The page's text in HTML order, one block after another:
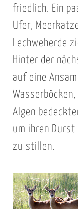
friedlich. Ein
Ufer,
Lechweherde
Hinter der
auf eine
Algen
um ihren Durst
zu stillen.